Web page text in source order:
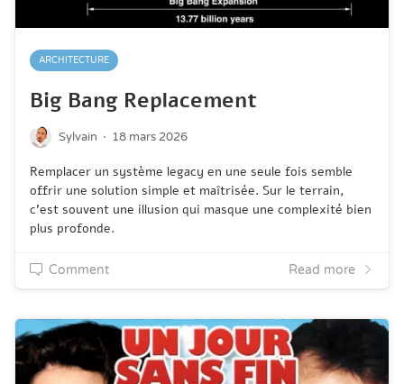
ARCHITECTURE
Big Bang Replacement
Sylvain · 18 mars 2026
Remplacer un système legacy en une seule fois semble
offrir une solution simple et maîtrisée. Sur le terrain,
c’est souvent une illusion qui masque une complexité bien
plus profonde.
Comment Read more